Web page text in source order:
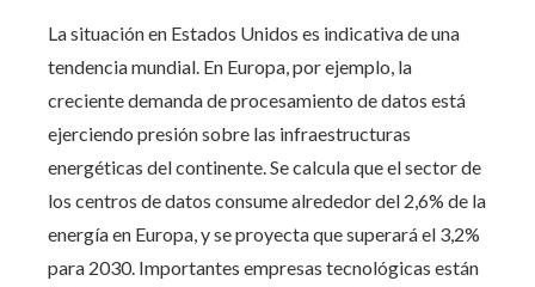
La situación en Estados Unidos es indicativa de una
tendencia mundial. En Europa, por ejemplo, la
creciente demanda de procesamiento de datos está
ejerciendo presión sobre las infraestructuras
energéticas del continente. Se calcula que el sector de
los centros de datos consume alrededor del 2,6% de la
energía en Europa, y se proyecta que superará el 3,2%
para 2030. Importantes empresas tecnológicas están